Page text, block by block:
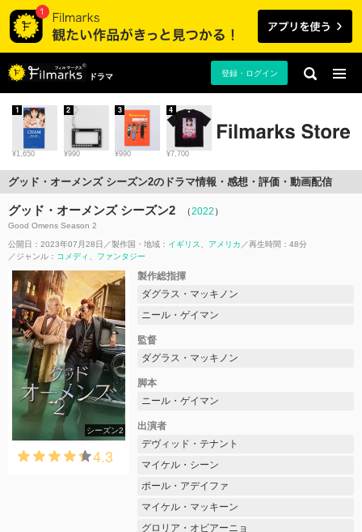
ドラマ 登録・ログイン
¥1,650
1
¥990
2
¥990
3
¥7,700
4
グッド・オーメンズ シーズン2のドラマ情報・感想・評価・動画配信
グッド・オーメンズ シーズン2 （2022 ）
Good Omens Season 2
公開日：2023年07月28日 製作国・地域： イギリス アメリカ
再生時間：48分
ジャンル： コメディ ファンタジー
シーズン2
4.3
製作総指揮
ダグラス・マッキノン
ニール・ゲイマン
監督
ダグラス・マッキノン
脚本
ニール・ゲイマン
出演者
デヴィッド・テナント
マイケル・シーン
ポール・アデイファ
マイケル・マッキーン
グロリア・オビアーニョ